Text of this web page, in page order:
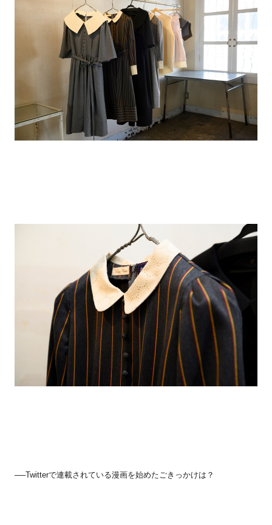
──Twitterで連載されている漫画を始めたごきっかけは？